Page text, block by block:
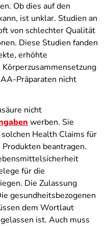
Ob dies auf den
ist unklar. Studien an
von schlechter Qualität
Diese Studien fanden
erhöhte
Körperzusammensetzung
Präparaten nicht
nicht
werben. Sie
Health Claims für
beantragen.
für die
Die Zulassung
gesundheitsbezogenen
dem Wortlaut
ist. Auch muss